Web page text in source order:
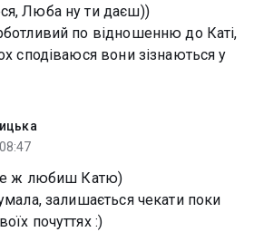
Люба ну ти даєш))
по відношенню до Каті,
сподіваюся вони зізнаються у
ж любиш Катю)
залишається чекати поки
почуттях :)